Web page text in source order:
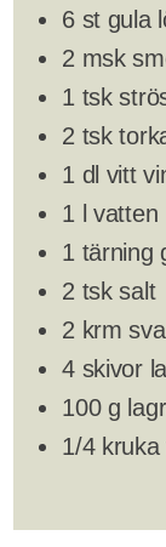
6 st gula
2 msk
1 tsk
2 tsk
1 dl vitt
1 l vatten
1 tärning
2 tsk salt
2 krm
4 skivor
100 g
1/4